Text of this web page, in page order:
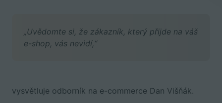
„Uvědomte si, že zákazník, který přijde na váš
e-shop, vás nevidí,“
vysvětluje odborník na e-commerce Dan Višňák.